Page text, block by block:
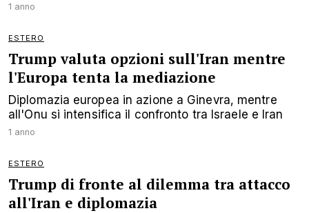
1 anno
ESTERO
Trump valuta opzioni sull'Iran mentre
l'Europa tenta la mediazione
Diplomazia europea in azione a Ginevra, mentre
all'Onu si intensifica il confronto tra Israele e Iran
1 anno
ESTERO
Trump di fronte al dilemma tra attacco
all'Iran e diplomazia